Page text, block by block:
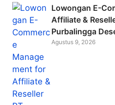
Lowongan E-
Affiliate &
Purbalingga
Agustus 9, 2026